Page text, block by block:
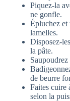
Piquez-la
ne gonfle.
Épluchez et
lamelles.
Disposez-
la pâte.
de beurre
Faites cuire
selon la